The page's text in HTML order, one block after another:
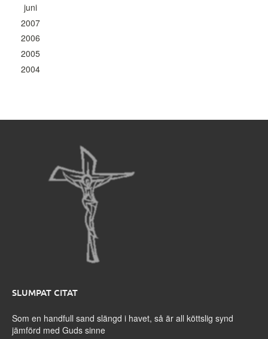
juni
2007
2006
2005
2004
SLUMPAT CITAT
Som en handfull sand slängd i havet, så är all köttslig synd
jämförd med Guds sinne